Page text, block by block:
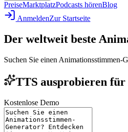
PreiseMarktplatzPodcasts hörenBlog
AnmeldenZur Startseite
Der weltweit beste
Suchen Sie einen
TTS ausprobieren
Kostenlose Demo